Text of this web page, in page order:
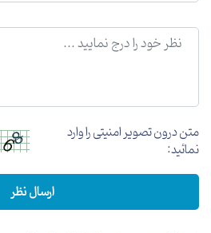
متن درون تصویر امنیتی را وارد
نمائید:
ارسال نظر